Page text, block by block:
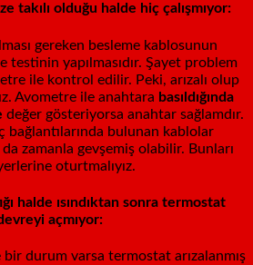
takılı olduğu halde hiç çalışmıyor:
gereken besleme kablosunun
testinin yapılmasıdır. Şayet problem
ile kontrol edilir. Peki, arızalı olup
Avometre ile anahtara basıldığında
değer gösteriyorsa anahtar sağlamdır.
bağlantılarında bulunan kablolar
zamanla gevşemiş olabilir. Bunları
oturtmalıyız.
halde ısındıktan sonra termostat
açmıyor:
durum varsa termostat arızalanmış